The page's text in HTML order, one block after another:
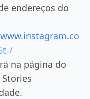
endereços do
na página do